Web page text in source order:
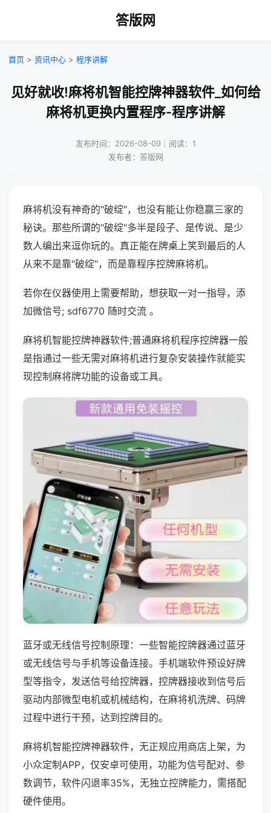
答版网
首页 > 资讯中心 > 程序讲解
见好就收!麻将机智能控牌神器软件_如何给
麻将机更换内置程序-程序讲解
发布时间：2026-08-09｜阅读：1
发布者：答版网
麻将机没有神奇的"破绽"，也没有能让你稳赢三家的
秘诀。那些所谓的"破绽"多半是段子、是传说、是少
数人编出来逗你玩的。真正能在牌桌上笑到最后的人
从来不是靠"破绽"，而是靠程序控牌麻将机。
若你在仪器使用上需要帮助，想获取一对一指导，添
加微信号; sdf6770 随时交流 。
麻将机智能控牌神器软件;普通麻将机程序控牌器一般
是指通过一些无需对麻将机进行复杂安装操作就能实
现控制麻将牌功能的设备或工具。
蓝牙或无线信号控制原理：一些智能控牌器通过蓝牙
或无线信号与手机等设备连接。手机端软件预设好牌
型等指令，发送信号给控牌器，控牌器接收到信号后
驱动内部微型电机或机械结构，在麻将机洗牌、码牌
过程中进行干预，达到控牌目的。
麻将机智能控牌神器软件，无正规应用商店上架，为
小众定制APP，仅安卓可使用，功能为信号配对、参
数调节，软件闪退率35%，无独立控牌能力，需搭配
硬件使用。